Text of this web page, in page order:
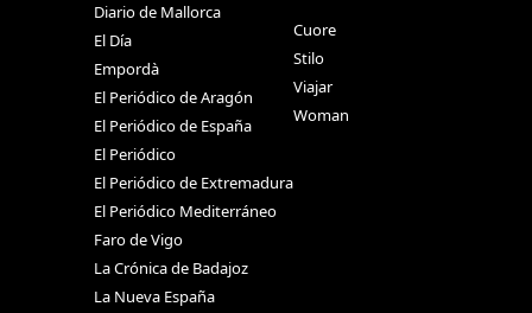
Diario de Mallorca
El Día
Empordà
El Periódico de Aragón
El Periódico de España
El Periódico
El Periódico de Extremadura
El Periódico Mediterráneo
Faro de Vigo
La Crónica de Badajoz
La Nueva España
Cuore
Stilo
Viajar
Woman